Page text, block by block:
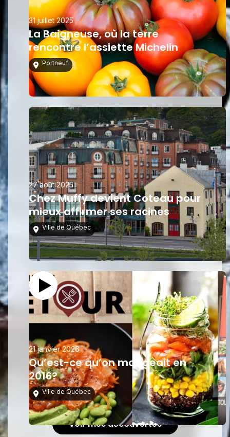
31 juillet 2025
La Baigneuse, où la terre
rencontre l’assiette Michelin
Portneuf
27 août 2025
Chez Muffy devient Coteau pour
mieux affirmer ses racines
Ville de Québec
21 janvier 2026
Qu’est-ce qu’on mangeait en
2016?
Ville de Québec
Voir mes découvertes